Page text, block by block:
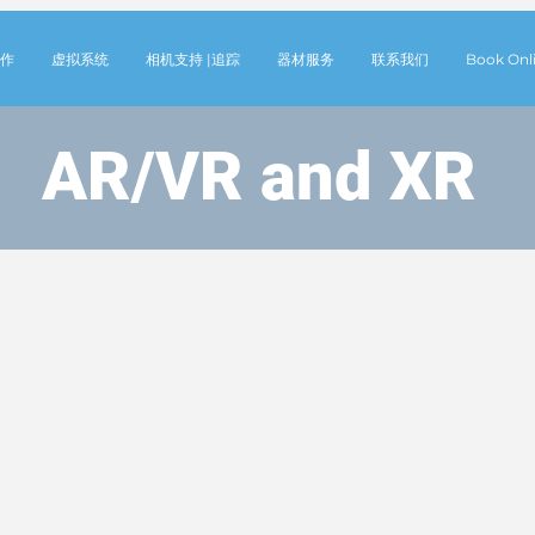
虚拟系统 相机支持 |追踪 器材服务 联系我们 Book
AR/VR and XR